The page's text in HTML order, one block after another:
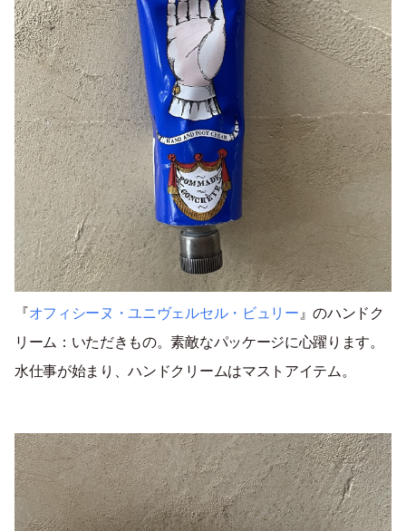
『オフィシーヌ・ユニヴェルセル・ビュリー 』のハンドク
リーム：いただきもの。素敵なパッケージに心躍ります。
水仕事が始まり、ハンドクリームはマストアイテム。